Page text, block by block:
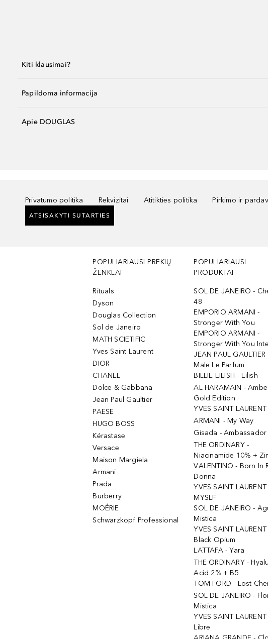
Kiti klausimai?
Papildoma informacija
Apie DOUGLAS
Privatumo politika Rekvizitai Atitikties politika Pirkimo ir
ATSISAKYTI SUTARTIES
POPULIARIAUSI PREKIŲ
ŽENKLAI
Rituals
Dyson
Douglas Collection
Sol de Janeiro
MATH SCIETIFIC
Yves Saint Laurent
DIOR
CHANEL
Dolce & Gabbana
Jean Paul Gaultier
PAESE
HUGO BOSS
Kérastase
Versace
Maison Margiela
Armani
Prada
Burberry
MOÉRIE
Schwarzkopf Professional
POPULIARIAUSI
PRODUKTAI
SOL DE JANEIRO -
48
EMPORIO ARMANI -
Stronger With You
EMPORIO ARMANI -
Stronger With You
JEAN PAUL GAULTIER
Male Le Parfum
BILLIE EILISH - Eilish
AL HARAMAIN -
Gold Edition
YVES SAINT
ARMANI - My Way
Gisada - Ambassador
THE ORDINARY -
Niacinamide 10% +
VALENTINO - Born In
Donna
YVES SAINT LAURENT
MYSLF
SOL DE JANEIRO -
Mistica
YVES SAINT LAURENT
Black Opium
LATTAFA - Yara
THE ORDINARY -
Acid 2% + B5
TOM FORD - Lost
SOL DE JANEIRO -
Mistica
YVES SAINT LAURENT
Libre